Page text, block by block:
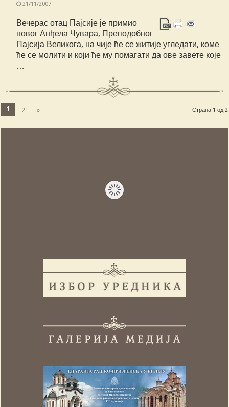
21/11/2007
Вечерас отац Пајсије је примио
новог Анђела Чувара, Преподобног
Пајсија Великога, на чије ће се житије угледати, коме
ће се молити и који ће му помагати да ове завете које
…
Страна 1 од 2
1 2 »